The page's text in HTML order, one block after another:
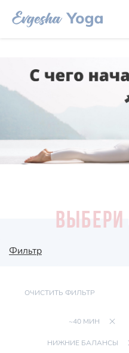
ВЫБЕРИ
Фильтр
ОЧИСТИТЬ ФИЛЬТР
~40 МИН
НИЖНИЕ БАЛАНСЫ